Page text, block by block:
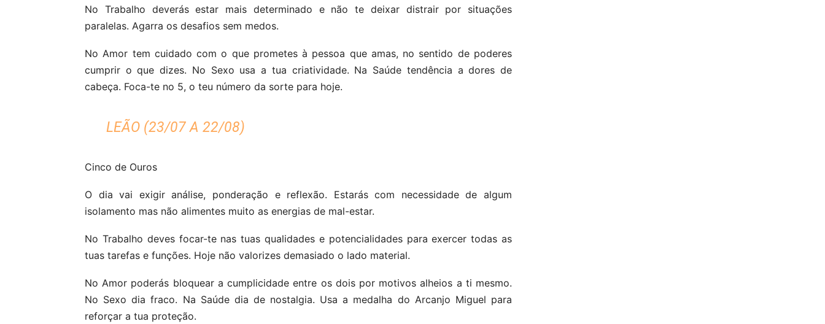
No Trabalho deverás estar mais determinado e não te deixar distrair por situações
paralelas. Agarra os desafios sem medos.
No Amor tem cuidado com o que prometes à pessoa que amas, no sentido de poderes
cumprir o que dizes. No Sexo usa a tua criatividade. Na Saúde tendência a dores de
cabeça. Foca-te no 5, o teu número da sorte para hoje.
LEÃO (23/07 A 22/08)
Cinco de Ouros
O dia vai exigir análise, ponderação e reflexão. Estarás com necessidade de algum
isolamento mas não alimentes muito as energias de mal-estar.
No Trabalho deves focar-te nas tuas qualidades e potencialidades para exercer todas as
tuas tarefas e funções. Hoje não valorizes demasiado o lado material.
No Amor poderás bloquear a cumplicidade entre os dois por motivos alheios a ti mesmo.
No Sexo dia fraco. Na Saúde dia de nostalgia. Usa a medalha do Arcanjo Miguel para
reforçar a tua proteção.